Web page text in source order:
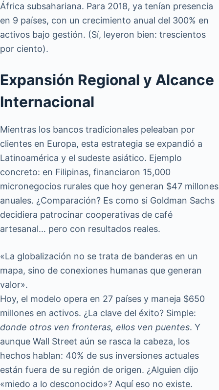
África subsahariana. Para 2018, ya tenían presencia
en 9 países, con un crecimiento anual del 300% en
activos bajo gestión. (Sí, leyeron bien: trescientos
por ciento).
Expansión Regional y Alcance
Internacional
Mientras los bancos tradicionales peleaban por
clientes en Europa, esta estrategia se expandió a
Latinoamérica y el sudeste asiático. Ejemplo
concreto: en Filipinas, financiaron 15,000
micronegocios rurales que hoy generan $47 millones
anuales. ¿Comparación? Es como si Goldman Sachs
decidiera patrocinar cooperativas de café
artesanal… pero con resultados reales.
«La globalización no se trata de banderas en un
mapa, sino de conexiones humanas que generan
valor».
Hoy, el modelo opera en 27 países y maneja $650
millones en activos. ¿La clave del éxito? Simple:
donde otros ven fronteras, ellos ven puentes. Y
aunque Wall Street aún se rasca la cabeza, los
hechos hablan: 40% de sus inversiones actuales
están fuera de su región de origen. ¿Alguien dijo
«miedo a lo desconocido»? Aquí eso no existe.